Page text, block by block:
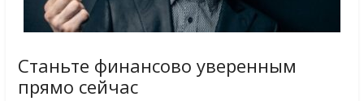
Станьте финансово уверенным
прямо сейчас